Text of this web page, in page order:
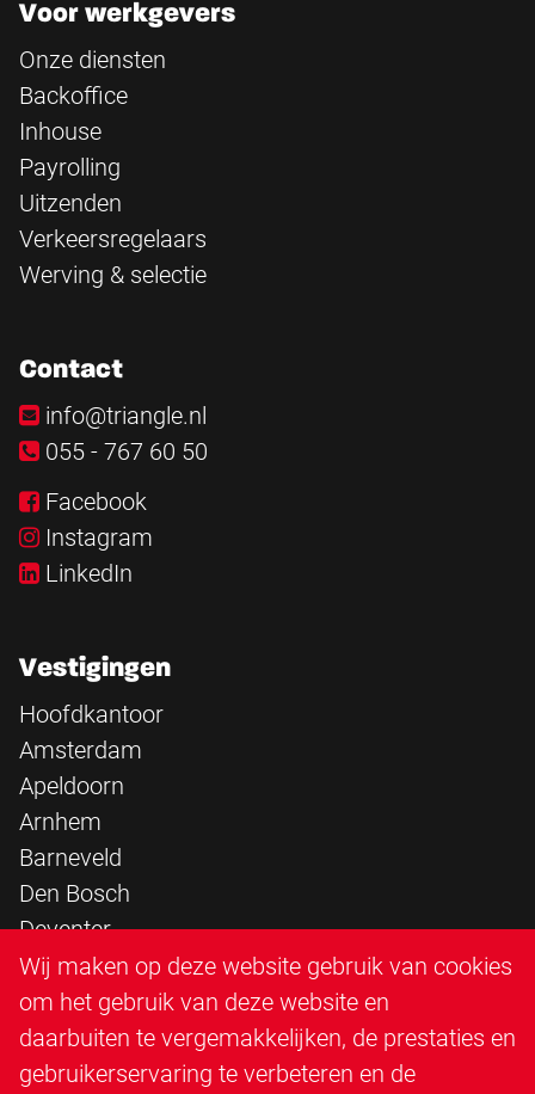
Voor werkgevers
Onze diensten
Backoffice
Inhouse
Payrolling
Uitzenden
Verkeersregelaars
Werving & selectie
Contact
info@triangle.nl
055 - 767 60 50
Facebook
Instagram
LinkedIn
Vestigingen
Hoofdkantoor
Amsterdam
Apeldoorn
Arnhem
Barneveld
Den Bosch
Deventer
Epe
Sittard
Triangle Infra
Triangle Steigerbouw
Wij maken op deze website gebruik van cookies
om het gebruik van deze website en
daarbuiten te vergemakkelijken, de prestaties en
gebruikerservaring te verbeteren en de